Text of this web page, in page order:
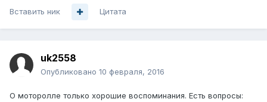
Вставить ник Цитата
uk2558
Опубликовано 10 февраля, 2016
О моторолле только хорошие воспоминания. Есть вопросы: